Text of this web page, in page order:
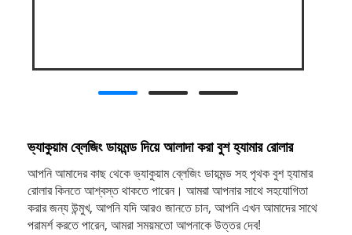
ভ্যাকুয়াম ব্লেজিং ডায়মন্ড দিয়ে আলাদা করা বুশ হ্যামার রোলার
আপনি আমাদের কাছ থেকে ভ্যাকুয়াম ব্লেজিং ডায়মন্ড সহ পৃথক বুশ হ্যামার
রোলার কিনতে আশ্বস্ত থাকতে পারেন। আমরা আপনার সাথে সহযোগিতা
করার জন্য উন্মুখ, আপনি যদি আরও জানতে চান, আপনি এখন আমাদের সাথে
পরামর্শ করতে পারেন, আমরা সময়মতো আপনাকে উত্তর দেব!